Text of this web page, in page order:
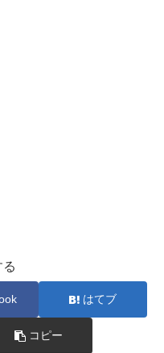
る
はてブ
コピー